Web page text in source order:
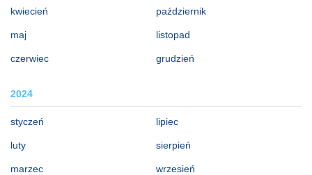
kwiecień
maj
czerwiec
październik
listopad
grudzień
2024
styczeń
luty
marzec
lipiec
sierpień
wrzesień